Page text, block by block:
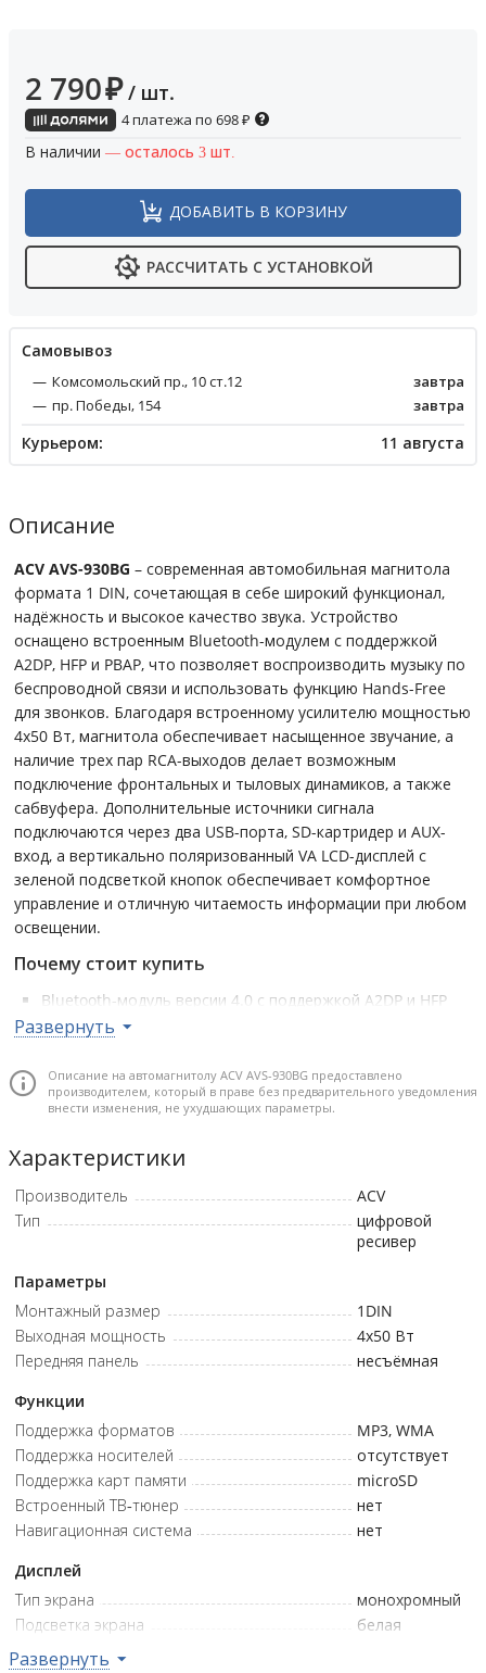
2 790₽ / шт.
4 платежа по 698₽
В наличии — осталось 3 шт.
ДОБАВИТЬ В КОРЗИНУ
РАССЧИТАТЬ С УСТАНОВКОЙ
Cамовывоз
Комсомольский пр., 10 ст.12
завтра
пр. Победы, 154
завтра
Курьером: 11 августа
Описание
ACV AVS-930BG – современная автомобильная магнитола
формата 1 DIN, сочетающая в себе широкий функционал,
надёжность и высокое качество звука. Устройство
оснащено встроенным Bluetooth-модулем с поддержкой
A2DP, HFP и PBAP, что позволяет воспроизводить музыку по
беспроводной связи и использовать функцию Hands-Free
для звонков. Благодаря встроенному усилителю мощностью
4x50 Вт, магнитола обеспечивает насыщенное звучание, а
наличие трех пар RCA-выходов делает возможным
подключение фронтальных и тыловых динамиков, а также
сабвуфера. Дополнительные источники сигнала
подключаются через два USB-порта, SD-картридер и AUX-
вход, а вертикально поляризованный VA LCD-дисплей с
зеленой подсветкой кнопок обеспечивает комфортное
управление и отличную читаемость информации при любом
освещении.
Почему стоит купить
Bluetooth-модуль версии 4.0 с поддержкой A2DP и HFP
обеспечивает беспроводное воспроизведение музыки и
Три пары RCA-выходов позволяют построить
полноценную аудиосистему с подключением сабвуфера и
Два USB-порта и SD-картридер предоставляют гибкость
в выборе источников звука, а один из USB-разъёмов
поддерживает зарядку устройств током до 2.1 А.
Эквалайзер с четырьмя предустановками и
пользовательской настройкой НЧ/ВЧ (±8 дБ) позволяет
адаптировать звучание под конкретную акустику и вкусы
Широкоформатный VA LCD-дисплей и поддержка ID3-
тегов делают навигацию по музыкальным трекам
интуитивно понятной и визуально удобной.
Развернуть
Описание на автомагнитолу ACV AVS-930BG предоставлено
производителем, который в праве без предварительного уведомления
внести изменения, не ухудшающих параметры.
Характеристики
Производитель
ACV
Тип
цифровой
ресивер
Параметры
Монтажный размер
1DIN
Выходная мощность
4x50 Вт
Передняя панель
несъёмная
Функции
Поддержка форматов
MP3, WMA
Поддержка носителей
отсутствует
Поддержка карт памяти
microSD
Встроенный ТВ-тюнер
нет
Навигационная система
нет
Дисплей
Тип экрана
монохромный
Подсветка экрана
белая
Поддержка ID3-тегов
Развернуть